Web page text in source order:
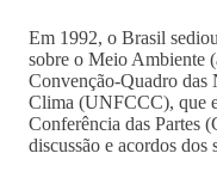
Em 1992, o Brasil
sobre o Meio Ambiente
Convenção-Quadro das
Clima (UNFCCC), que
Conferência das Partes
discussão e acordos dos